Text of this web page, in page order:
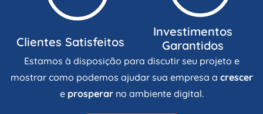
Clientes Satisfeitos
Investimentos
Garantidos
Estamos à disposição para discutir seu projeto e
mostrar como podemos ajudar sua empresa a crescer
e prosperarno ambiente digital.